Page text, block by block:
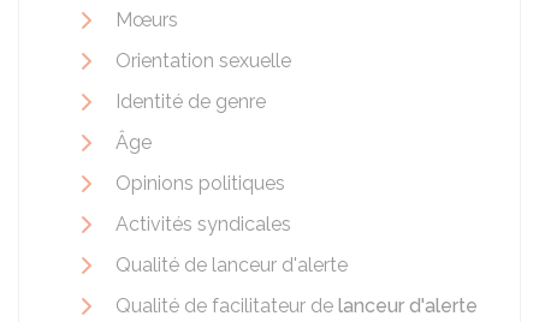
Mœurs
Orientation sexuelle
Identité de genre
Âge
Opinions politiques
Activités syndicales
Qualité de lanceur d'alerte
Qualité de facilitateur de lanceur d'alerte